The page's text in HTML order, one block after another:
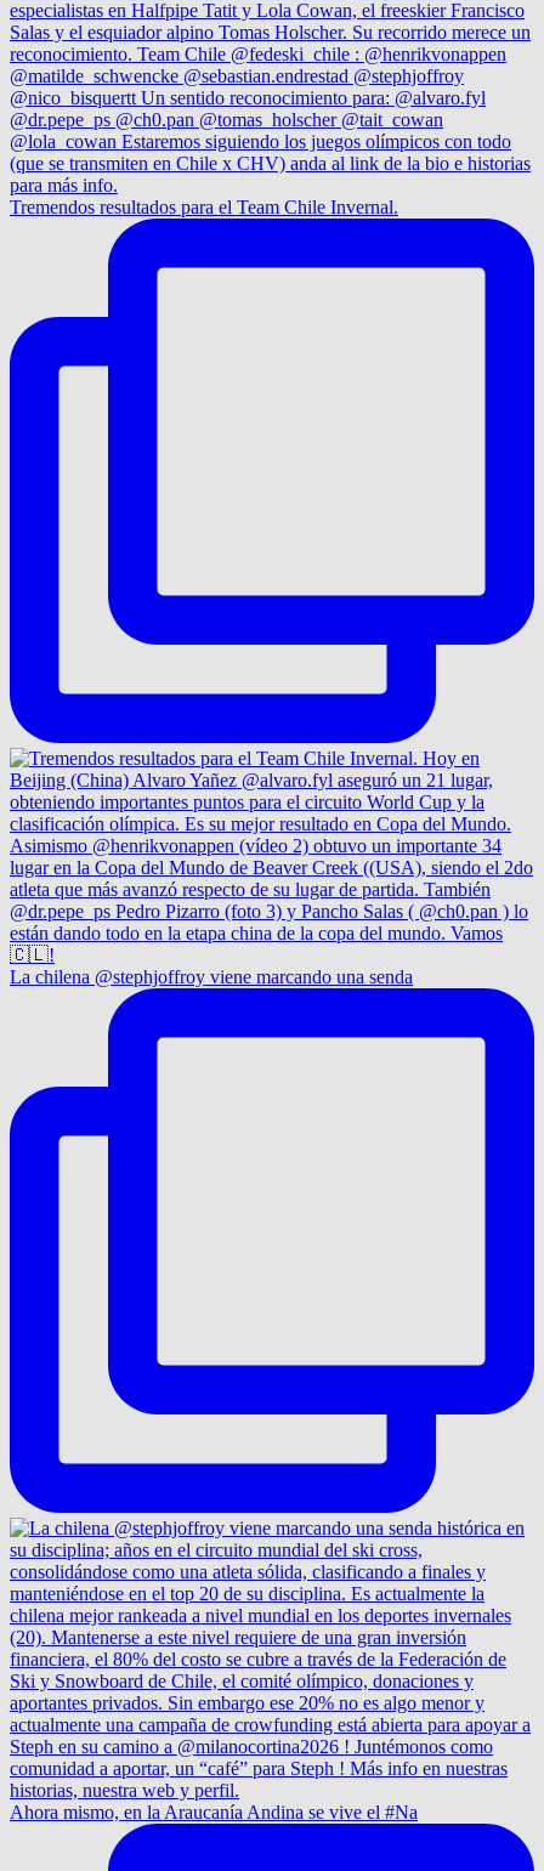
Tremendos resultados para el Team Chile Invernal.
La chilena @stephjoffroy viene marcando una senda
Ahora mismo, en la Araucanía Andina se vive el #Na